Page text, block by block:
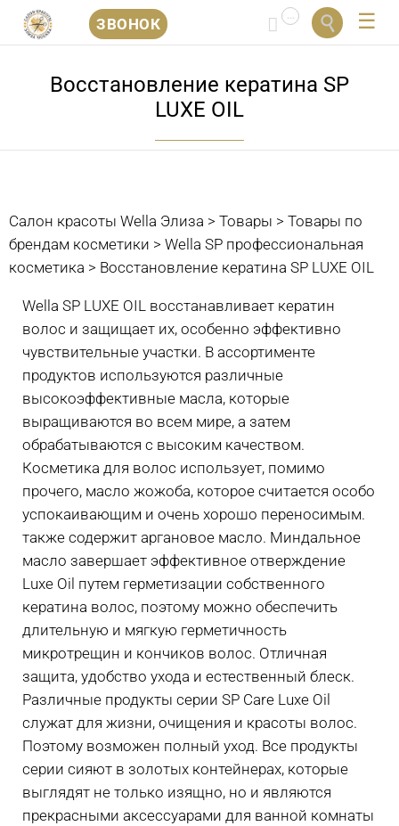
ЗВОНОК  
Восстановление кератина SP
LUXE OIL
Салон красоты Wella Элиза > Товары > Товары по
брендам косметики > Wella SP профессиональная
косметика > Восстановление кератина SP LUXE OIL
Wella SP LUXE OIL восстанавливает кератин
волос и защищает их, особенно эффективно
чувствительные участки. В ассортименте
продуктов используются различные
высокоэффективные масла, которые
выращиваются во всем мире, а затем
обрабатываются с высоким качеством.
Косметика для волос использует, помимо
прочего, масло жожоба, которое считается особо
успокаивающим и очень хорошо переносимым.
также содержит аргановое масло. Миндальное
масло завершает эффективное отверждение
Luxe Oil путем герметизации собственного
кератина волос, поэтому можно обеспечить
длительную и мягкую герметичность
микротрещин и кончиков волос. Отличная
защита, удобство ухода и естественный блеск.
Различные продукты серии SP Care Luxe Oil
служат для жизни, очищения и красоты волос.
Поэтому возможен полный уход. Все продукты
серии сияют в золотых контейнерах, которые
выглядят не только изящно, но и являются
прекрасными аксессуарами для ванной комнаты